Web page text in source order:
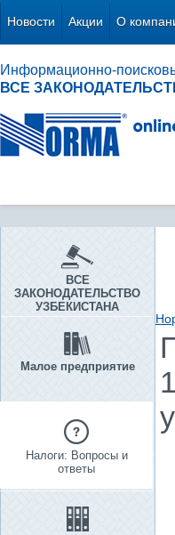
Новости Акции О
Информационно-
ВСЕ
ВСЕ
ЗАКОНОДАТЕЛЬСТВО
УЗБЕКИСТАНА
Малое предприятие
Налоги: Вопросы и
ответы